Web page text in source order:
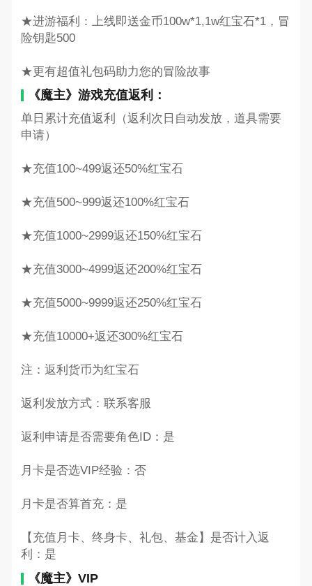
★进游福利：上线即送金币100w*1,1w红宝石*1，冒
险钥匙500
★更有超值礼包码助力您的冒险故事
《魔主》游戏充值返利：
单日累计充值返利（返利次日自动发放，道具需要
申请）
★充值100~499返还50%红宝石
★充值500~999返还100%红宝石
★充值1000~2999返还150%红宝石
★充值3000~4999返还200%红宝石
★充值5000~9999返还250%红宝石
★充值10000+返还300%红宝石
注：返利货币为红宝石
返利发放方式：联系客服
返利申请是否需要角色ID：是
月卡是否选VIP经验：否
月卡是否算首充：是
【充值月卡、终身卡、礼包、基金】是否计入返
利：是
《魔主》VIP